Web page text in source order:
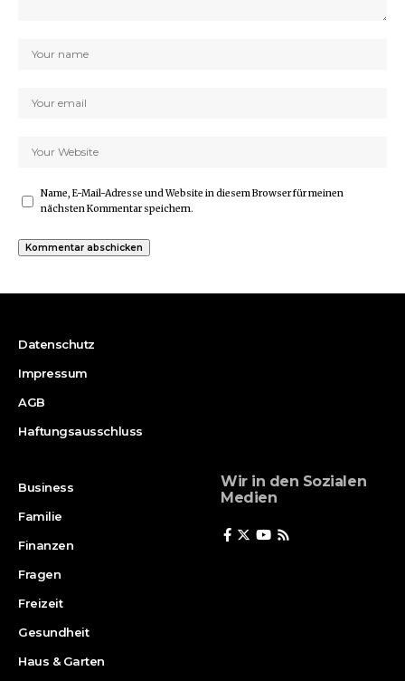
Name, E-Mail-Adresse und Website in diesem Browser für meinen
nächsten Kommentar speichern.
Datenschutz
Impressum
AGB
Haftungsausschluss
Business
Familie
Finanzen
Fragen
Freizeit
Gesundheit
Haus & Garten
Wir in den Sozialen
Medien